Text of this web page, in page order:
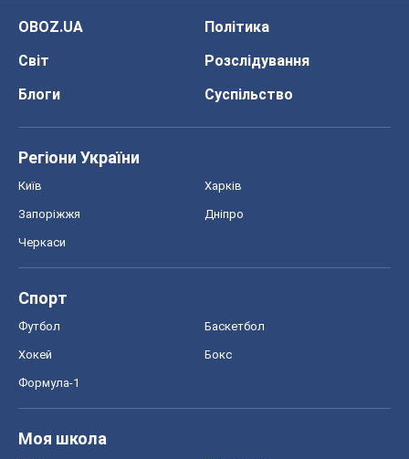
OBOZ.UA
Політика
Світ
Розслідування
Блоги
Суспільство
Регіони України
Київ Харків
Запоріжжя Дніпро
Черкаси
Спорт
Футбол Баскетбол
Хокей Бокс
Формула-1
Моя школа